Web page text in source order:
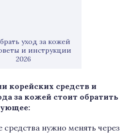
уход за кожей
и инструкции
2026
корейских средств и
за кожей стоит обратить
средства нужно менять через